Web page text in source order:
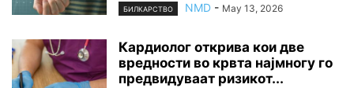
БИЛКАРСТВО NMD - May 13, 2026
Кардиолог открива кои две
вредности во крвта најмногу го
предвидуваат ризикот...